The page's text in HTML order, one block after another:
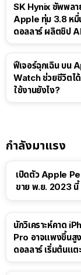
SK Hynix ซัพพลา
Apple ทุ่ม 3.8 หมื่
ดอลลาร์ ผลิตชิป
ฟีเจอร์ฉุกเฉิน บน
Watch ช่วยชีวิตไ
ใช้งานยังไง?
กำลังมาแรง
เปิดตัว Apple
ขาย พ.ย. 2023 นี้
นักวิเคราะห์คาด
Pro อาจแพงขึ้นสู
ดอลลาร์ เริ่มต้นแต